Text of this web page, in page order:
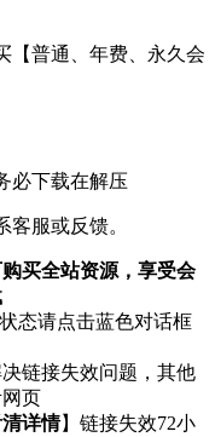
【普通、年费、永久会
必下载在解压
客服或反馈。
买全站资源，享受会
态请点击蓝色对话框
链接失效问题，其他
页
详情】链接失效72小